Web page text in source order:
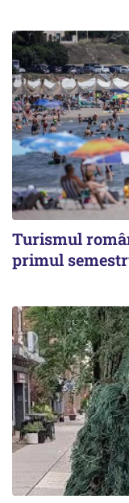
Turismul
primul